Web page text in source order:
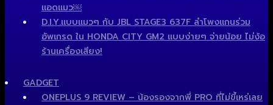
แอดแมว￼
D.I.Y.แบบแมวๆ กับ JBL STAGE3 637F ลำโพงแกนร่วม
อัพเกรด ใน HONDA CITY GM2 แบบง่ายๆ จ่ายน้อย ไม่ง้อ
ร้านเครื่องเสียง!
GADGET
ONEPLUS 9 REVIEW – น้องรองจากพี่ PRO ที่ไม่ขี้เหร่เลย